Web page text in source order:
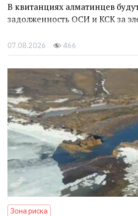
В квитанциях алматинцев
задолженность ОСИ и КСК за
07.08.2026 466
Зона риска